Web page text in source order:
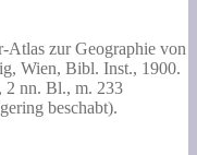
Atlas zur Geographie von
Wien, Bibl. Inst., 1900.
2 nn. Bl., m. 233
beschabt).